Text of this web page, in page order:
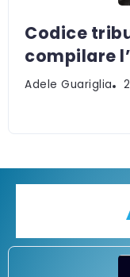
Codice
compilare
Adele Guariglia